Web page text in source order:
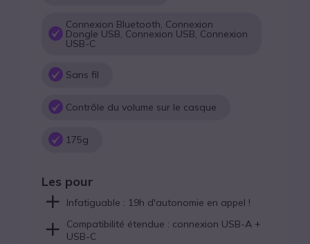
Connexion Bluetooth, Connexion
Dongle USB, Connexion USB, Connexion
USB-C
Sans fil
Contrôle du volume sur le casque
175g
Les pour
Infatiguable : 19h d'autonomie en appel !
Compatibilité étendue : connexion USB-A +
USB-C